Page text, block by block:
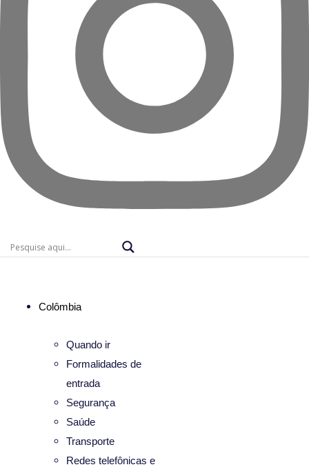
Colômbia
Quando ir
Formalidades de
entrada
Segurança
Saúde
Transporte
Redes telefônicas e